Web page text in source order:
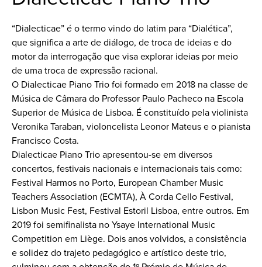
“Dialecticae” é o termo vindo do latim para “Dialética”,
que significa a arte de diálogo, de troca de ideias e do
motor da interrogação que visa explorar ideias por meio
de uma troca de expressão racional.
O Dialecticae Piano Trio foi formado em 2018 na classe de
Música de Câmara do Professor Paulo Pacheco na Escola
Superior de Música de Lisboa. É constituído pela violinista
Veronika Taraban, violoncelista Leonor Mateus e o pianista
Francisco Costa.
Dialecticae Piano Trio apresentou-se em diversos
concertos, festivais nacionais e internacionais tais como:
Festival Harmos no Porto, European Chamber Music
Teachers Association (ECMTA), À Corda Cello Festival,
Lisbon Music Fest, Festival Estoril Lisboa, entre outros. Em
2019 foi semifinalista no Ysaye International Music
Competition em Liège. Dois anos volvidos, a consistência
e solidez do trajeto pedagógico e artístico deste trio,